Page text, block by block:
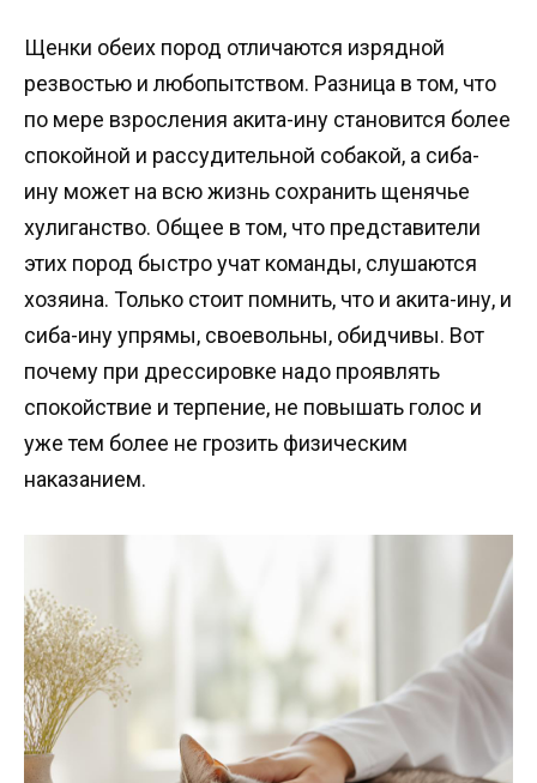
Щенки обеих пород отличаются изрядной
резвостью и любопытством. Разница в том, что
по мере взросления акита-ину становится более
спокойной и рассудительной собакой, а сиба-
ину может на всю жизнь сохранить щенячье
хулиганство. Общее в том, что представители
этих пород быстро учат команды, слушаются
хозяина. Только стоит помнить, что и акита-ину, и
сиба-ину упрямы, своевольны, обидчивы. Вот
почему при дрессировке надо проявлять
спокойствие и терпение, не повышать голос и
уже тем более не грозить физическим
наказанием.